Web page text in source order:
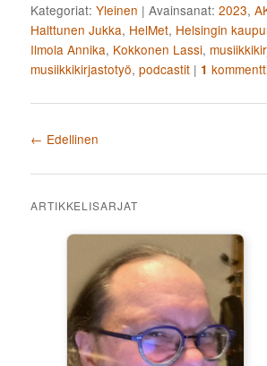
Kategoriat: Yleinen |Avainsanat: 2023,
Halttunen Jukka, HelMet, Helsingin
Ilmola Annika, Kokkonen Lassi,
musiikkikirjastotyö,podcastit | 1
Artikkelien selaus
← Edellinen
ARTIKKELISARJAT